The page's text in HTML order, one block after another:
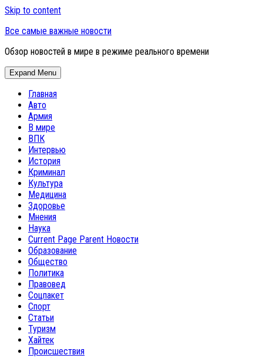
Skip to content
Все самые важные новости
Обзор новостей в мире в режиме реального времени
Expand Menu
Главная
Авто
Армия
В мире
ВПК
Интервью
История
Криминал
Культура
Медицина
Здоровье
Мнения
Наука
Current Page Parent Новости
Образование
Общество
Политика
Правовед
Соцпакет
Спорт
Статьи
Туризм
Хайтек
Происшествия